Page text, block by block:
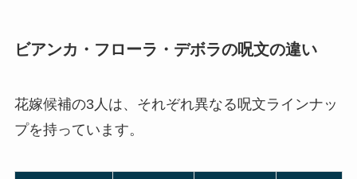
ビアンカ・フローラ・デボラの呪文の違い
花嫁候補の3人は、それぞれ異なる呪文ラインナッ
プを持っています。